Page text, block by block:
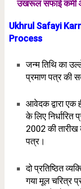
उखरूल सफाई कर्मी
Ukhrul Safayi
Process
जन्म तिथि का
प्रमाण पत्र की
आवेदक द्वारा एक
के लिए
2002 की
पत्र।
दो प्रतिष्ठित
गया मूल चरित्र